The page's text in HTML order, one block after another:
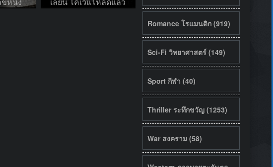
ขหนึ่ง
เลี่ยน โคเวแโหลดแล้ว
Romance โรแมนติก (919)
Sci-Fi วิทยาศาสตร์ (149)
Sport กีฬา (40)
Thriller ระทึกขวัญ (1253)
War สงคราม (58)